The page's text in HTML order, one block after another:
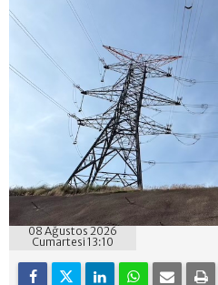
08 Ağustos 2026
Cumartesi 13:10